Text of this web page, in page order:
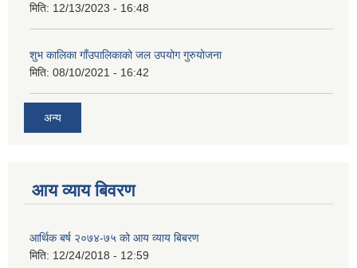
मिति: 12/13/2023 - 16:48
शुभ कालिका गाँउपालिकाको जल उपयोग गुरुयोजना
मिति: 08/10/2021 - 16:42
अन्य
आय व्याय बिवरण
आर्थिक बर्ष २०७४-७५ को आय व्याय बिबरण
मिति: 12/24/2018 - 12:59